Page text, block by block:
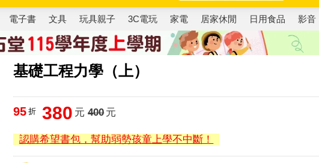
玩具總動員5 超慢跑
電子書 文具 玩具親子 3C電玩 家電 居家休閒 日用食品 影音
基礎工程力學（上）
95 折 380 元 400元
認購希望書包，幫助弱勢孩童上學不中斷！